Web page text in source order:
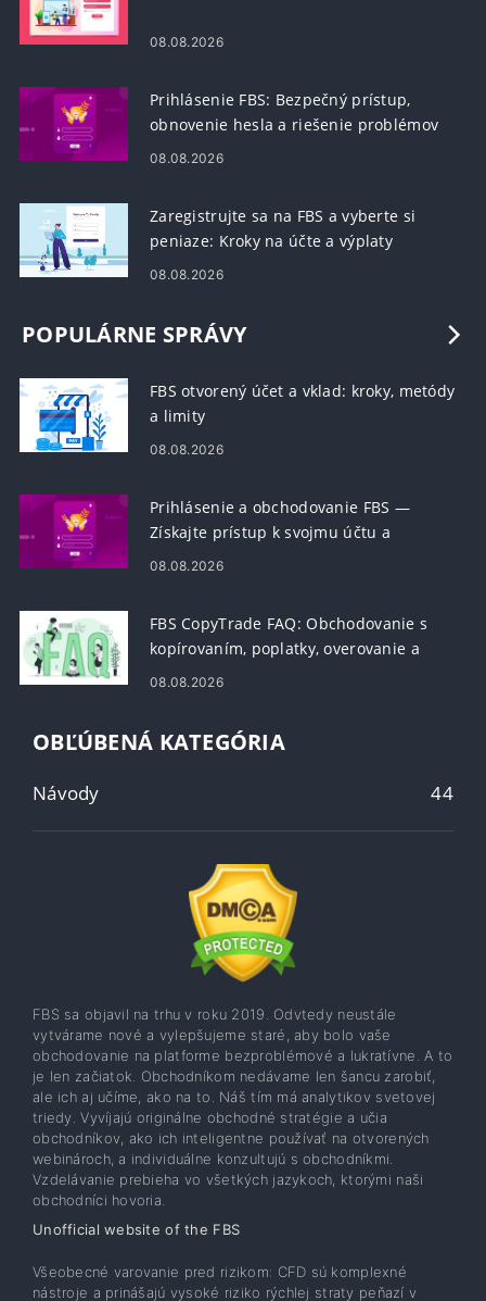
08.08.2026
Prihlásenie FBS: Bezpečný prístup,
obnovenie hesla a riešenie problémov
08.08.2026
Zaregistrujte sa na FBS a vyberte si
peniaze: Kroky na účte a výplaty
08.08.2026
POPULÁRNE SPRÁVY
FBS otvorený účet a vklad: kroky, metódy
a limity
08.08.2026
Prihlásenie a obchodovanie FBS —
Získajte prístup k svojmu účtu a
obchodujte na Forexe
08.08.2026
FBS CopyTrade FAQ: Obchodovanie s
kopírovaním, poplatky, overovanie a
bezpečnosť
08.08.2026
OBĽÚBENÁ KATEGÓRIA
Návody 44
FBS sa objavil na trhu v roku 2019. Odvtedy neustále
vytvárame nové a vylepšujeme staré, aby bolo vaše
obchodovanie na platforme bezproblémové a lukratívne. A to
je len začiatok. Obchodníkom nedávame len šancu zarobiť,
ale ich aj učíme, ako na to. Náš tím má analytikov svetovej
triedy. Vyvíjajú originálne obchodné stratégie a učia
obchodníkov, ako ich inteligentne používať na otvorených
webinároch, a individuálne konzultujú s obchodníkmi.
Vzdelávanie prebieha vo všetkých jazykoch, ktorými naši
obchodníci hovoria.
Unofficial website of the FBS
Všeobecné varovanie pred rizikom: CFD sú komplexné
nástroje a prinášajú vysoké riziko rýchlej straty peňazí v